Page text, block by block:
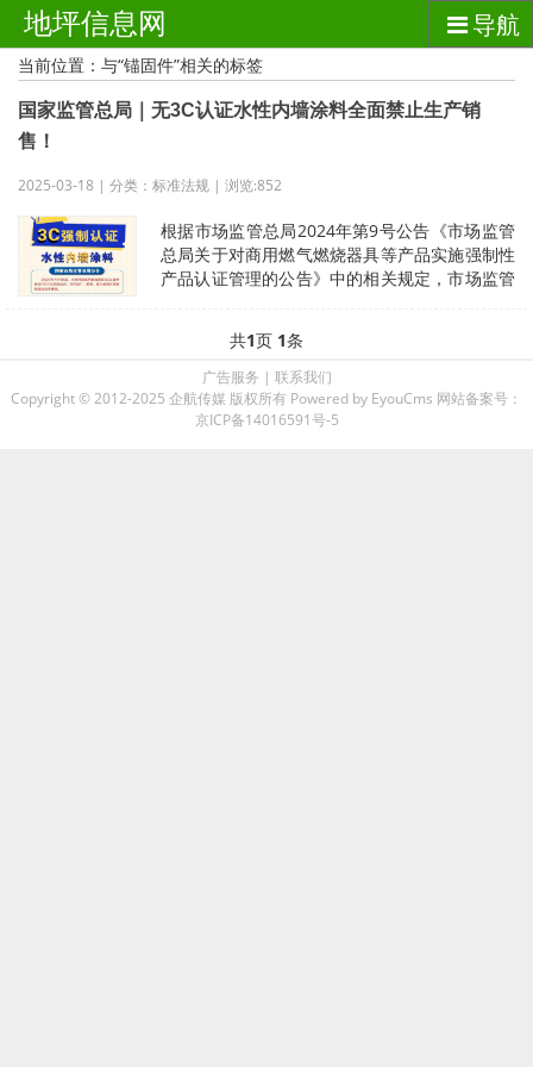
地坪信息网 导航
当前位置：与“锚固件”相关的标签
国家监管总局｜无3C认证水性内墙涂料全面禁止生产销
售！
2025-03-18 | 分类：标准法规 | 浏览:852
根据市场监管总局2024年第9号公告《市场监管
总局关于对商用燃气燃烧器具等产品实施强制性
产品认证管理的公告》中的相关规定，市场监管
共1页 1条
广告服务 | 联系我们
Copyright © 2012-2025 企航传媒 版权所有 Powered by EyouCms 网站备案号：
京ICP备14016591号-5